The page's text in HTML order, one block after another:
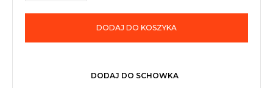
DODAJ DO KOSZYKA
DODAJ DO SCHOWKA